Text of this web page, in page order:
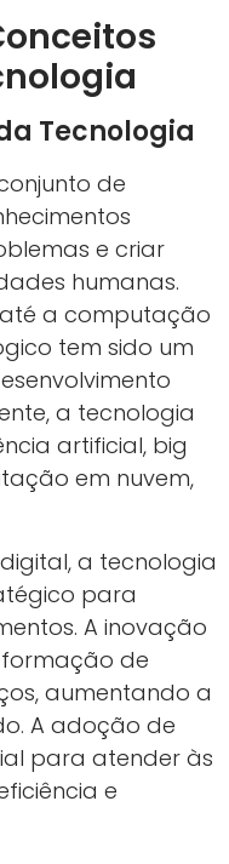
Tecnologia
de
e criar
humanas.
a computação
tem sido um
a tecnologia
artificial, big
em nuvem,
a tecnologia
para
A inovação
de
aumentando a
A adoção de
para atender às
e